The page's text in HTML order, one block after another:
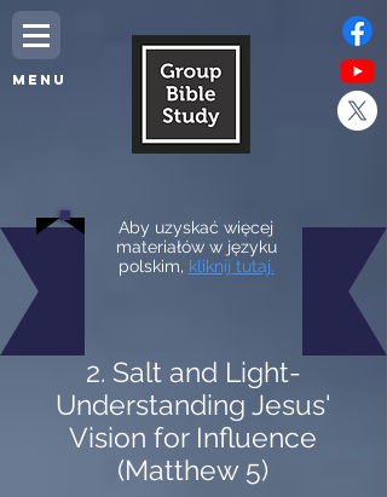
MENU
Aby uzyskać więcej
materiałów w języku
polskim, kliknij tutaj.
2. Salt and Light-
Understanding Jesus'
Vision for Influence
(Matthew 5)